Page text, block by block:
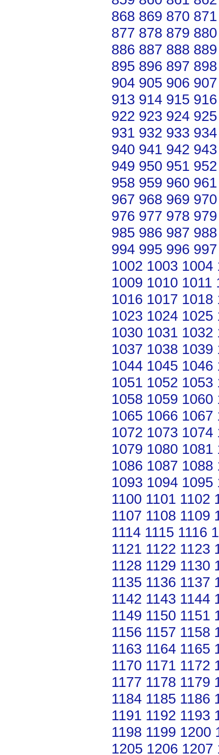
868 869 870 871
877 878 879 880
886 887 888 889
895 896 897 898
904 905 906 907
913 914 915 916
922 923 924 925
931 932 933 934
940 941 942 943
949 950 951 952
958 959 960 961
967 968 969 970
976 977 978 979
985 986 987 988
994 995 996 997
1002 1003 1004
1009 1010 1011
1016 1017 1018
1023 1024 1025
1030 1031 1032
1037 1038 1039
1044 1045 1046
1051 1052 1053
1058 1059 1060
1065 1066 1067
1072 1073 1074
1079 1080 1081
1086 1087 1088
1093 1094 1095
1100 1101 1102
1107 1108 1109
1114 1115 1116
1121 1122 1123
1128 1129 1130
1135 1136 1137
1142 1143 1144
1149 1150 1151
1156 1157 1158
1163 1164 1165
1170 1171 1172
1177 1178 1179
1184 1185 1186
1191 1192 1193
1198 1199 1200
1205 1206 1207